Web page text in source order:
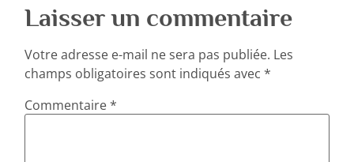
Laisser un commentaire
Votre adresse e-mail ne sera pas publiée. Les
champs obligatoires sont indiqués avec*
Commentaire*